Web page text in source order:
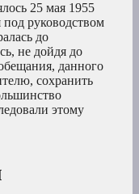
25 мая 1955
под руководством
до
не дойдя до
данного
сохранить
этому